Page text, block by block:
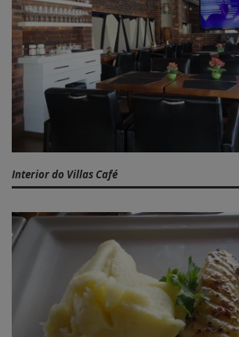
Interior do Villas Café